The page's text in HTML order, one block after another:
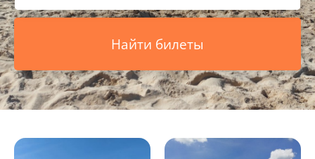
Найти билеты